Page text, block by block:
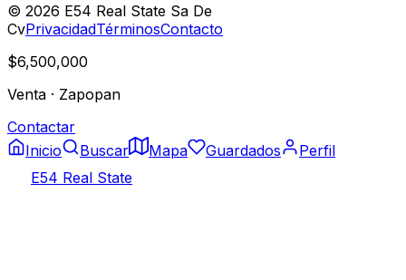
© 2026 E54 Real State Sa De
CvPrivacidadTérminosContacto
$6,500,000
Venta · Zapopan
Contactar
Inicio
Buscar Mapa Guardados
Perfil
E54 Real State